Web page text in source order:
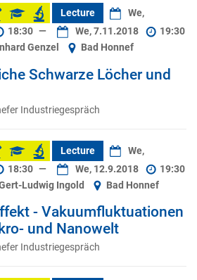
Lecture
We,
18:30 — We, 7.11.2018
19:30
Genzel
Bad Honnef
Schwarze Löcher und
Industriegespräch
Lecture
We,
18:30 — We, 12.9.2018
19:30
Ludwig Ingold
Bad Honnef
- Vakuumfluktuationen
und Nanowelt
Industriegespräch